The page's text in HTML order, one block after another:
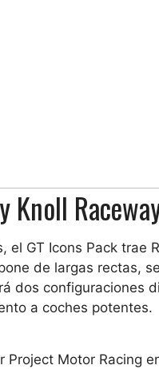
Knoll
el GT Icons Pack trae
de largas rectas,
dos configuraciones
a coches potentes.
Project Motor Racing